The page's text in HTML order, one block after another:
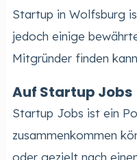
Startup in Wolfsburg
jedoch einige
Mitgründer finden
Auf Startup Jobs
Startup Jobs ist ein
zusammenkommen
oder gezielt nach